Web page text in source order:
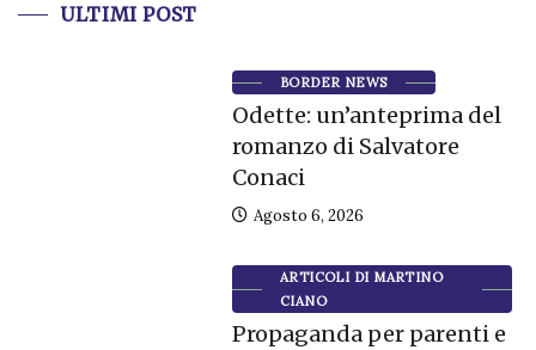
ULTIMI POST
BORDER NEWS
Odette: un’anteprima del
romanzo di Salvatore
Conaci
Agosto 6, 2026
ARTICOLI DI MARTINO
CIANO
Propaganda per parenti e